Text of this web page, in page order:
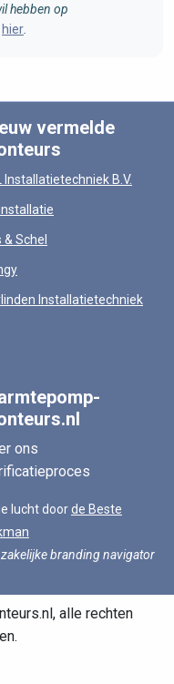
hebben op
hier
vermelde
Installatietechniek B.V.
installatie
& Schel
Installatietechniek
ons
lucht doorde Beste
branding navigator
alle rechten